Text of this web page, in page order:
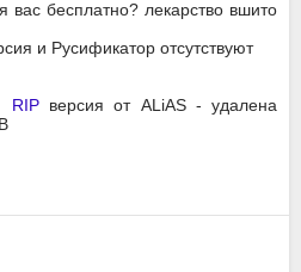
вас бесплатно? лекарство вшито
и Русификатор отсутствуют
RIPверсия от ALiAS - удалена